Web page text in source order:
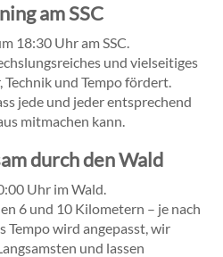
am SSC
18:30 Uhr am SSC.
und vielseitiges
und Tempo fördert.
jede und jeder entsprechend
mitmachen kann.
durch den Wald
Uhr im Wald.
6 und 10 Kilometern – je nach
Tempo wird angepasst, wir
und lassen